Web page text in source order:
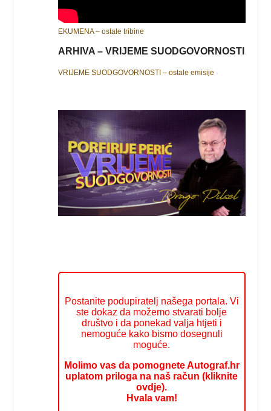
EKUMENA – ostale tribine
ARHIVA – VRIJEME SUODGOVORNOSTI
VRIJEME SUODGOVORNOSTI – ostale emisije
Postanite podupiratelj našega portala. Vi
ste dokaz da možemo stvarati bolje
društvo i da ponekad valja htjeti i
nemoguće kako bismo dosegnuli
moguće.
Molimo vas da pomognete Autograf.hr
uplatom priloga na naš račun (kliknite
ovdje).
Hvala vam!